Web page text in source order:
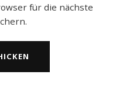
für die nächste